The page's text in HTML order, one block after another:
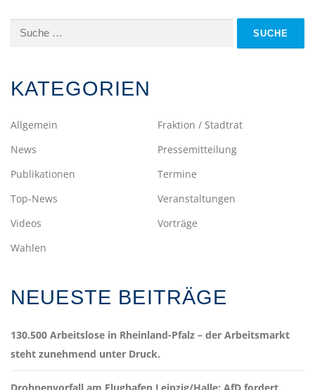
Suche
KATEGORIEN
Allgemein
Fraktion / Stadtrat
News
Pressemitteilung
Publikationen
Termine
Top-News
Veranstaltungen
Videos
Vorträge
Wahlen
NEUESTE BEITRÄGE
130.500 Arbeitslose in Rheinland-Pfalz – der Arbeitsmarkt
steht zunehmend unter Druck.